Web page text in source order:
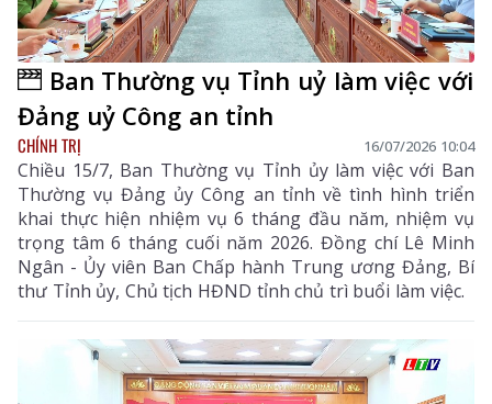
Ban Thường vụ Tỉnh uỷ làm việc với
Đảng uỷ Công an tỉnh
CHÍNH TRỊ 16/07/2026 10:04
Chiều 15/7, Ban Thường vụ Tỉnh ủy làm việc với Ban
Thường vụ Đảng ủy Công an tỉnh về tình hình triển
khai thực hiện nhiệm vụ 6 tháng đầu năm, nhiệm vụ
trọng tâm 6 tháng cuối năm 2026. Đồng chí Lê Minh
Ngân - Ủy viên Ban Chấp hành Trung ương Đảng, Bí
thư Tỉnh ủy, Chủ tịch HĐND tỉnh chủ trì buổi làm việc.